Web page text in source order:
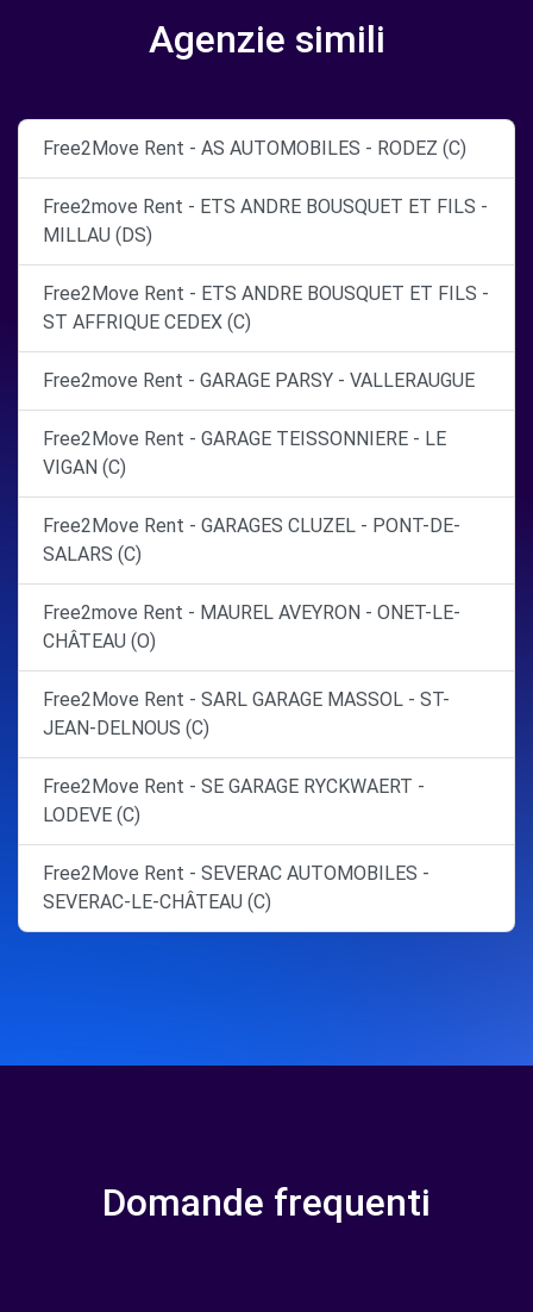
Agenzie simili
Free2Move Rent - AS AUTOMOBILES - RODEZ (C)
Free2move Rent - ETS ANDRE BOUSQUET ET FILS -
MILLAU (DS)
Free2Move Rent - ETS ANDRE BOUSQUET ET FILS -
ST AFFRIQUE CEDEX (C)
Free2move Rent - GARAGE PARSY - VALLERAUGUE
Free2Move Rent - GARAGE TEISSONNIERE - LE
VIGAN (C)
Free2Move Rent - GARAGES CLUZEL - PONT-DE-
SALARS (C)
Free2move Rent - MAUREL AVEYRON - ONET-LE-
CHÂTEAU (O)
Free2Move Rent - SARL GARAGE MASSOL - ST-
JEAN-DELNOUS (C)
Free2Move Rent - SE GARAGE RYCKWAERT -
LODEVE (C)
Free2Move Rent - SEVERAC AUTOMOBILES -
SEVERAC-LE-CHÂTEAU (C)
Domande frequenti